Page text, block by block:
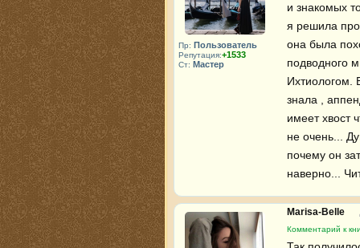
Пр: Пользователь
Репутация:+1533
Ст: Мастер
и знакомых
я решила
она была
подводного
Ихтиологом.
знала ,
имеет хвост
не очень...
почему он
наверно...
Marisa-Belle
Комментарий к